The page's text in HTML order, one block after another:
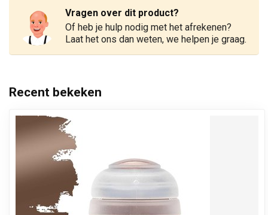
Vragen over dit product?
Of heb je hulp nodig met het afrekenen?
Laat het ons dan weten, we helpen je graag.
Recent bekeken